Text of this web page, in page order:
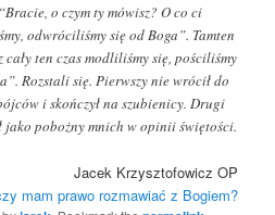
o czym ty mówisz? O co ci
odwróciliśmy się od Boga”. Tamten
ten czas modliliśmy się, pościliśmy
Rozstali się. Pierwszy nie wrócił do
i skończył na szubienicy. Drugi
jako pobożny mnich w opinii świętości.
Jacek Krzysztofowicz OP
mam prawo rozmawiać z Bogiem?